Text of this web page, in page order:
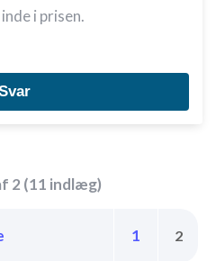
i prisen.
2 (11 indlæg)
1 2